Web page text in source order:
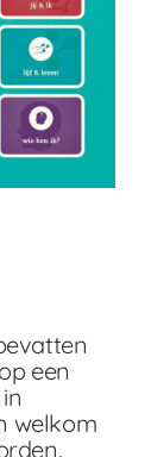
een
welkom